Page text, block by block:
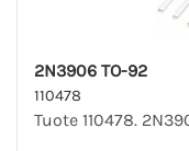
2N3906 TO-92
110478
Tuote 110478.